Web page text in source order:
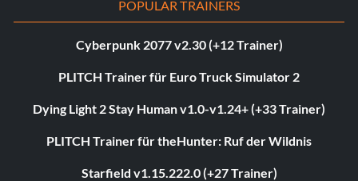
POPULAR TRAINERS
Cyberpunk 2077 v2.30 (+12 Trainer)
PLITCH Trainer für Euro Truck Simulator 2
Dying Light 2 Stay Human v1.0-v1.24+ (+33 Trainer)
PLITCH Trainer für theHunter: Ruf der Wildnis
Starfield v1.15.222.0 (+27 Trainer)